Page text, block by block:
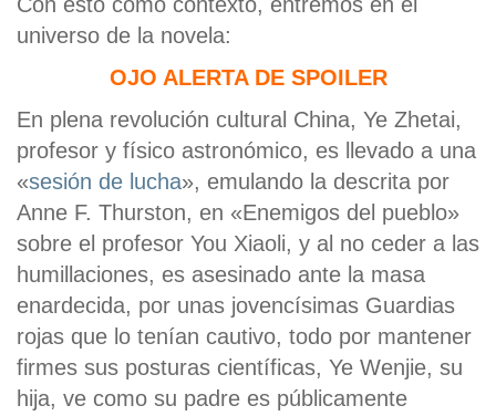
universo de la novela:
OJO ALERTA DE SPOILER
En plena revolución cultural China, Ye Zhetai,
profesor y físico astronómico, es llevado a una
«sesión de lucha», emulando la descrita por
Anne F. Thurston, en «Enemigos del pueblo»
sobre el profesor You Xiaoli, y al no ceder a las
humillaciones, es asesinado ante la masa
enardecida, por unas jovencísimas Guardias
rojas que lo tenían cautivo, todo por mantener
firmes sus posturas científicas, Ye Wenjie, su
hija, ve como su padre es públicamente